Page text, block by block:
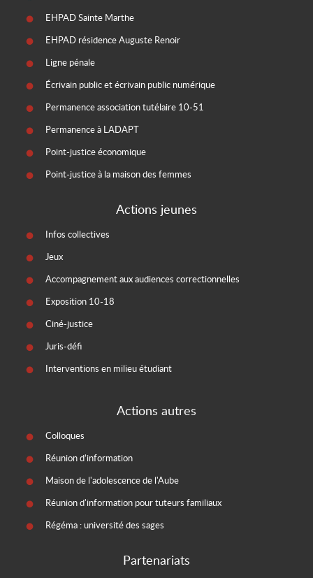
EHPAD Sainte Marthe
EHPAD résidence Auguste Renoir
Ligne pénale
Écrivain public et écrivain public numérique
Permanence association tutélaire 10-51
Permanence à LADAPT
Point-justice économique
Point-justice à la maison des femmes
Actions jeunes
Infos collectives
Jeux
Accompagnement aux audiences correctionnelles
Exposition 10-18
Ciné-justice
Juris-défi
Interventions en milieu étudiant
Actions autres
Colloques
Réunion d’information
Maison de l'adolescence de l'Aube
Réunion d'information pour tuteurs familiaux
Régéma : université des sages
Partenariats